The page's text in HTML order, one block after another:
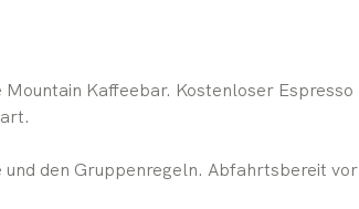
Kaffeebar. Kostenloser Espresso
und den Gruppenregeln. Abfahrtsbereit vor